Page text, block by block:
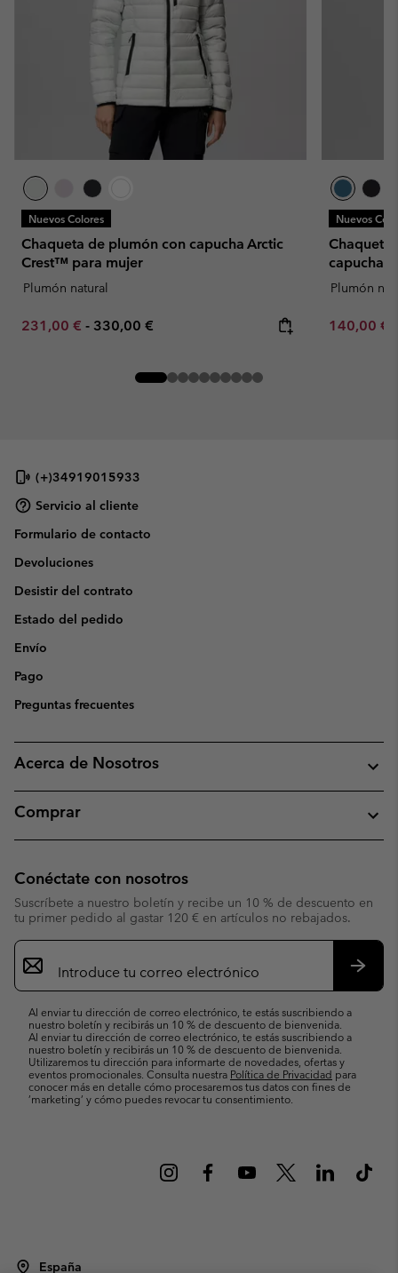
Nuevos Colores
Chaqueta de plumón con capucha Arctic
Crest™ para mujer
Plumón natural
Minimum sale price:
231,00 € - Maximum price:
330,00 €
Nuevos
Chaqueta
capucha
Plumón
Minimum
140,00 €
(+)34919015933
Servicio al cliente
Formulario de contacto
Devoluciones
Desistir del contrato
Estado del pedido
Envío
Pago
Preguntas frecuentes
Acerca de Nosotros
Comprar
Conéctate con nosotros
Suscríbete a nuestro boletín y recibe un 10 % de descuento en
tu primer pedido al gastar 120 € en artículos no rebajados.
Suscripción
de
correo
Al enviar tu dirección de correo electrónico, te estás suscribiendo a
nuestro boletín y recibirás un 10 % de descuento de bienvenida.
Al enviar tu dirección de correo electrónico, te estás suscribiendo a
nuestro boletín y recibirás un 10 % de descuento de bienvenida.
Utilizaremos tu dirección para informarte de novedades, ofertas y
eventos promocionales. Consulta nuestra Política de Privacidad para
conocer más en detalle cómo procesaremos tus datos con fines de
’marketing’ y cómo puedes revocar tu consentimiento.
España